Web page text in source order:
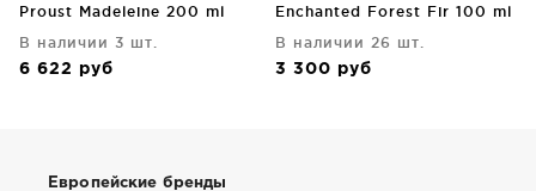
Proust Madeleine 200 ml
В наличии 3 шт.
6 622 руб
Enchanted Forest Fir 100 ml
В наличии 26 шт.
3 300 руб
Европейские бренды